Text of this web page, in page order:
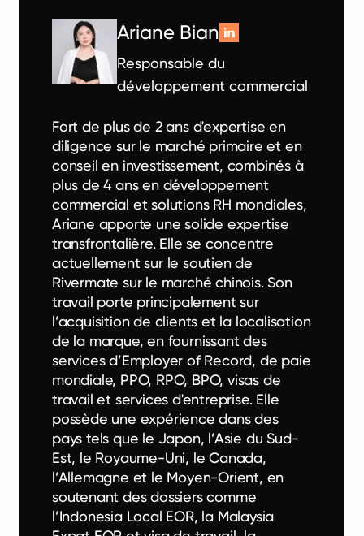
Ariane Bian
Responsable du
développement commercial
Fort de plus de 2 ans d'expertise en
diligence sur le marché primaire et en
conseil en investissement, combinés à
plus de 4 ans en développement
commercial et solutions RH mondiales,
Ariane apporte une solide expertise
transfrontalière. Elle se concentre
actuellement sur le soutien de
Rivermate sur le marché chinois. Son
travail porte principalement sur
l’acquisition de clients et la localisation
de la marque, en fournissant des
services d’Employer of Record, de paie
mondiale, PPO, RPO, BPO, visas de
travail et services d'entreprise. Elle
possède une expérience dans des
pays tels que le Japon, l’Asie du Sud-
Est, le Royaume-Uni, le Canada,
l’Allemagne et le Moyen-Orient, en
soutenant des dossiers comme
l’Indonesia Local EOR, la Malaysia